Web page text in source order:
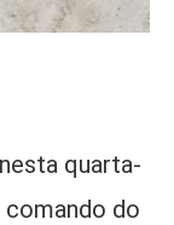
quarta-
do